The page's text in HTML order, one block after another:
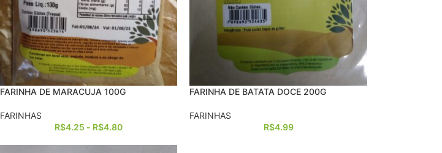
FARINHA DE MARACUJA 100G
FARINHAS
R$4.25 - R$4.80
FARINHA DE BATATA DOCE 200G
FARINHAS
R$4.99